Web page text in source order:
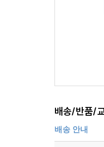
배송/반품/
배송 안내